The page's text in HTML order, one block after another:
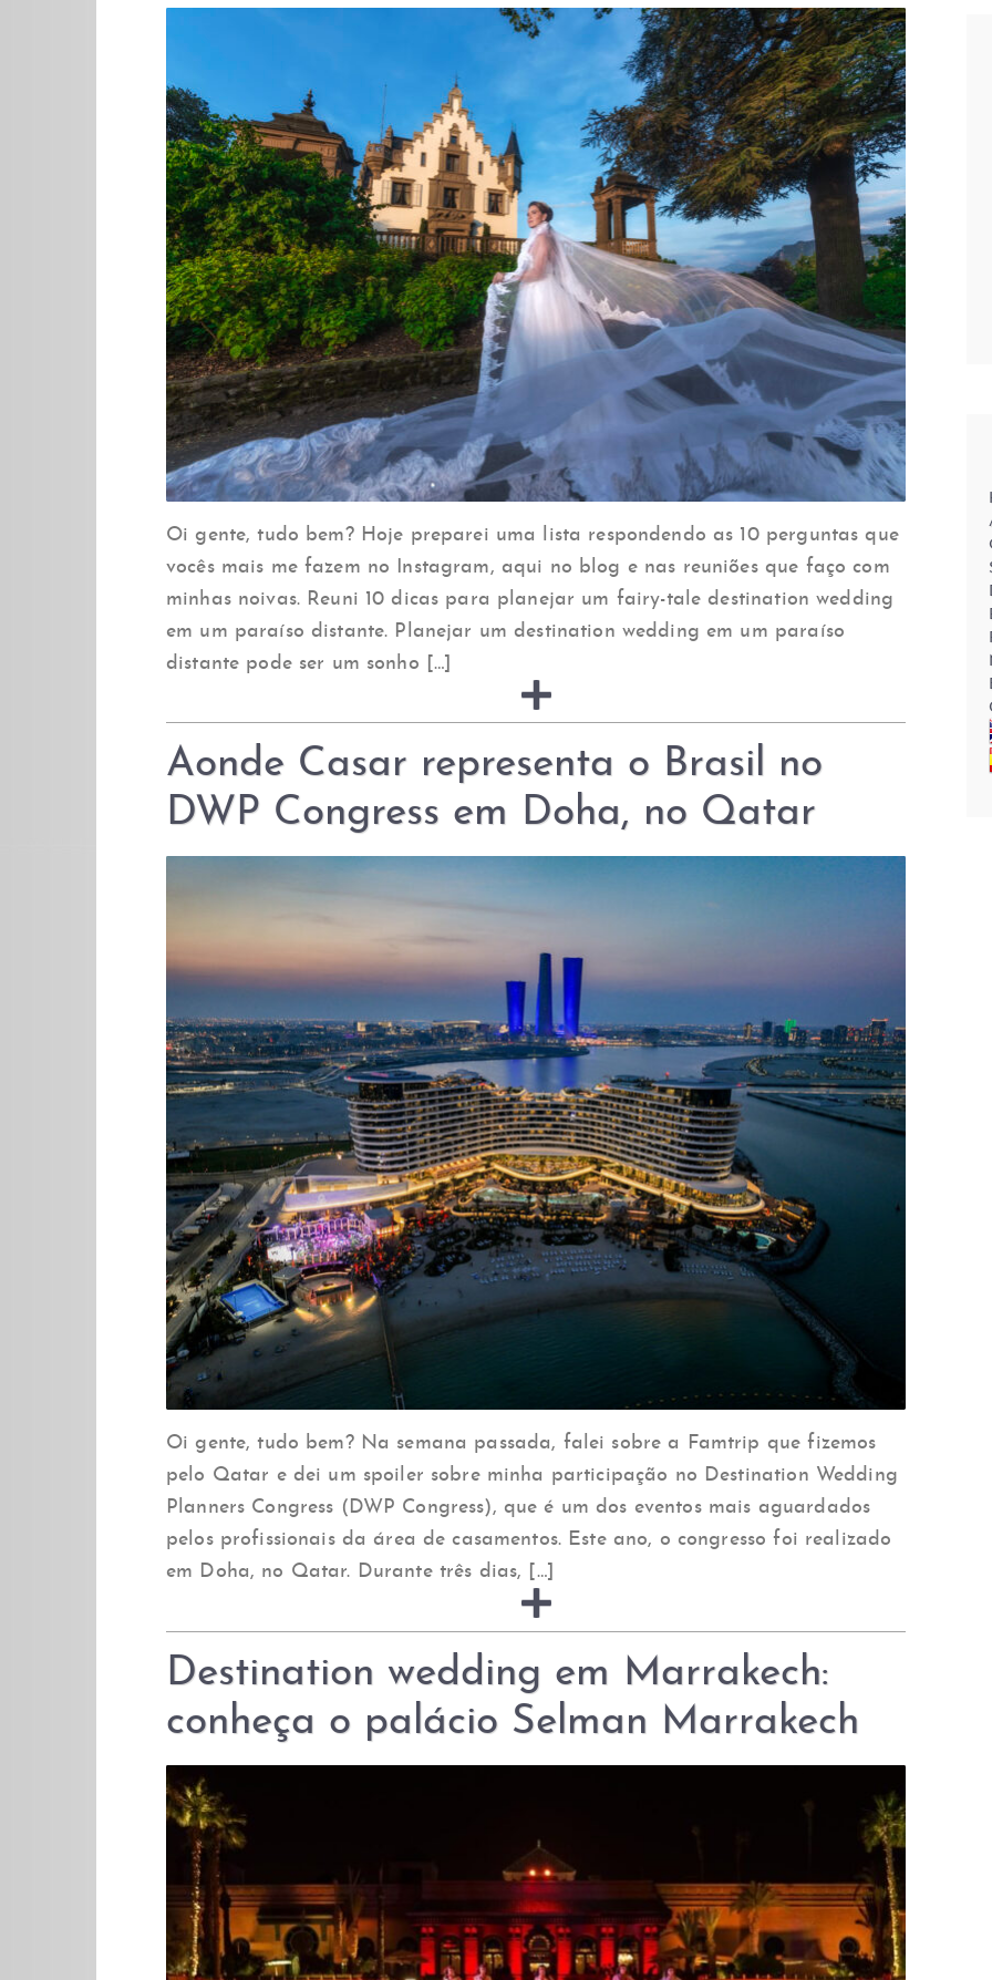
Oi gente, tudo bem? Hoje preparei uma lista respondendo as 10 perguntas que
vocês mais me fazem no Instagram, aqui no blog e nas reuniões que faço com
minhas noivas. Reuni 10 dicas para planejar um fairy-tale destination wedding
em um paraíso distante. Planejar um destination wedding em um paraíso
distante pode ser um sonho […]
Aonde Casar representa o Brasil no
DWP Congress em Doha, no Qatar
Oi gente, tudo bem? Na semana passada, falei sobre a Famtrip que fizemos
pelo Qatar e dei um spoiler sobre minha participação no Destination Wedding
Planners Congress (DWP Congress), que é um dos eventos mais aguardados
pelos profissionais da área de casamentos. Este ano, o congresso foi realizado
em Doha, no Qatar. Durante três dias, […]
Destination wedding em Marrakech:
conheça o palácio Selman Marrakech